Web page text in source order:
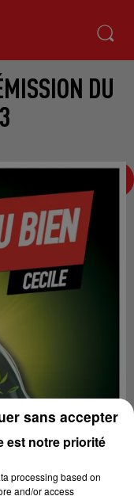
DU
est notre priorité
processing based on
and/or access
sans accepter